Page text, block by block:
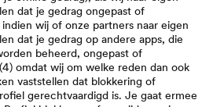
dat je gedrag ongepast of
wij of onze partners naar eigen
dat je gedrag op andere apps, die
beheerd, ongepast of
omdat wij om welke reden dan ook
vaststellen dat blokkering of
gerechtvaardigd is. Je gaat ermee